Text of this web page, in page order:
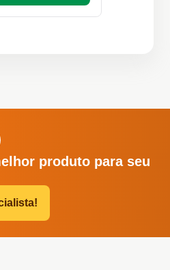
produto para seu